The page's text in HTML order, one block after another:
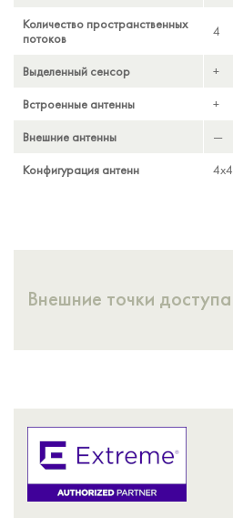
Количество пространственных
потоков
Выделенный сенсор
Встроенные антенны
Внешние антенны
Конфигурация антенн
4
+
+
—
4x4
4
+
—
+
4x4
Внешние точки доступа